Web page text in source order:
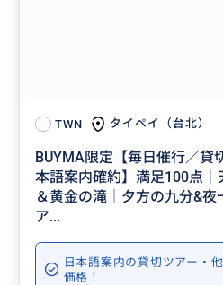
TWN タイペイ（台北）
BUYMA限定【毎日催行／貸
本語案内確約】満足100点│
＆黄金の滝│夕方の九分&夜
ア...
日本語案内の貸切ツアー・
価格！